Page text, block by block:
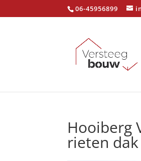
06-45956899
Hooiberg
rieten dak